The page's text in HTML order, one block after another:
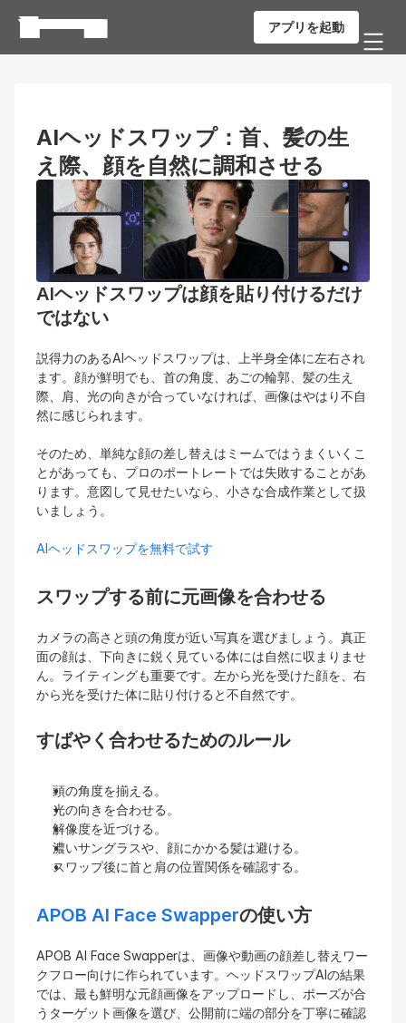
アプリを起動
AIヘッドスワップ：首、髪の生
え際、顔を自然に調和させる
AIヘッドスワップは顔を貼り付けるだけ
ではない
説得力のあるAIヘッドスワップは、上半身全体に左右され
ます。顔が鮮明でも、首の角度、あごの輪郭、髪の生え
際、肩、光の向きが合っていなければ、画像はやはり不自
然に感じられます。
そのため、単純な顔の差し替えはミームではうまくいくこ
とがあっても、プロのポートレートでは失敗することがあ
ります。意図して見せたいなら、小さな合成作業として扱
いましょう。
AIヘッドスワップを無料で試す
スワップする前に元画像を合わせる
カメラの高さと頭の角度が近い写真を選びましょう。真正
面の顔は、下向きに鋭く見ている体には自然に収まりませ
ん。ライティングも重要です。左から光を受けた顔を、右
から光を受けた体に貼り付けると不自然です。
すばやく合わせるためのルール
頭の角度を揃える。
光の向きを合わせる。
解像度を近づける。
濃いサングラスや、顔にかかる髪は避ける。
スワップ後に首と肩の位置関係を確認する。
APOB AI Face Swapperの使い方
APOB AI Face Swapperは、画像や動画の顔差し替えワー
クフロー向けに作られています。ヘッドスワップAIの結果
では、最も鮮明な元顔画像をアップロードし、ポーズが合
うターゲット画像を選び、公開前に端の部分を丁寧に確認